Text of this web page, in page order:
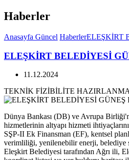
Haberler
Anasayfa Güncel HaberlerELEŞKİRT
ELEŞKİRT BELEDİYESİ
11.12.2024
TEKNİK FİZİBİLİTE
Dünya Bankası (DB) ve Avrupa
hizmetlerinin altyapı hizmeti
SŞP-II Ek Finansman (EF), kentsel
verimliliği, yenilenebilir enerji, belediye
Eleşkirt Belediyesi tarafından Ağrı ili,